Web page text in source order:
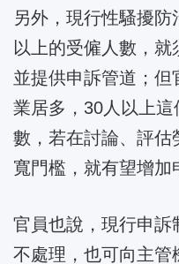
另外，現行性騷擾防
以上的受僱人數，就
並提供申訴管道；但
業居多，30人以上
數，若在討論、評估
寬門檻，就有望增加
官員也說，現行申訴
不處理，也可向主管